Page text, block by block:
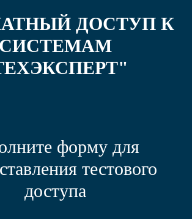
ДОСТУП К
СИСТЕМАМ
форму для
тестового
доступа